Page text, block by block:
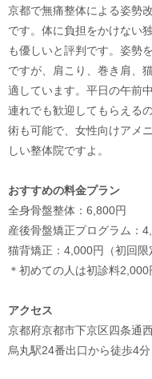
京都で無痛整体による姿勢
です。体に負担をかけない
も優しいと評判です。姿勢
ですが、肩こり、巻き肩、
適しています。平日の午前
連れでも歓迎してもらえる
術も可能で、女性向けアメ
しい整体院ですよ。
おすすめの料金プラン
全身骨盤整体：6,800円
産後骨盤矯正プログラム：
猫背矯正：4,000円（初回限
＊初めての人は初診料
アクセス
京都府京都市下京区四条通
烏丸駅24番出口から徒歩4分